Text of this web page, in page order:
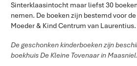
Sinterklaasintocht maar liefst 30
nemen. De boeken zijn bestemd voor
Moeder & Kind Centrum van Laurentius.
De geschonken kinderboeken zijn
boekhuis De Kleine Tovenaar in Maasniel.